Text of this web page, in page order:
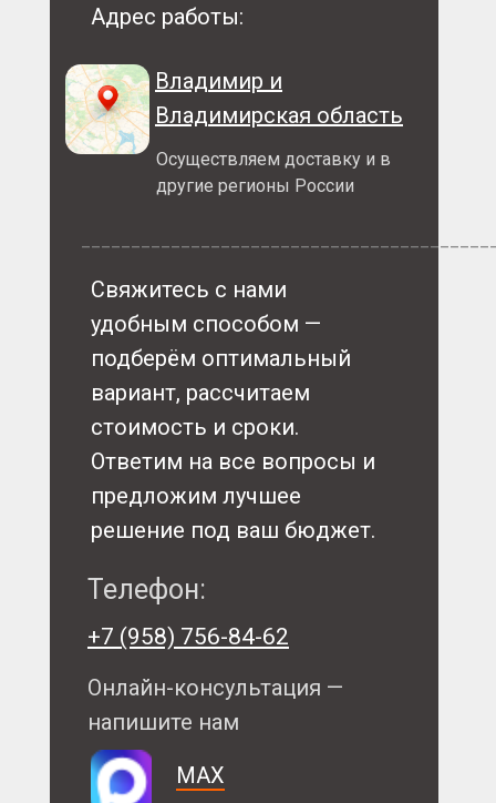
Свяжитесь с нами
удобным способом —
подберём оптимальный
вариант, рассчитаем
стоимость и сроки.
Ответим на все вопросы и
предложим лучшее
решение под ваш бюджет.
MAX
Телефон:
Онлайн-консультация —
напишите нам
Осуществляем доставку и в
другие регионы России
+7 (958) 756-84-62
Владимир и
Владимирская область
Адрес работы: